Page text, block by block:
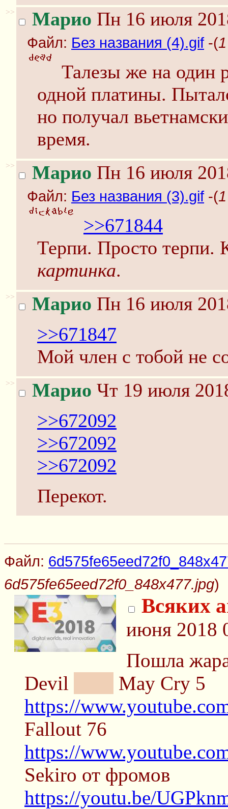
>> Марио Пн 16 июля
Файл: Без названия (4).gif -(
Талезы же на один
одной платины.
но получал
время.
>> Марио Пн 16 июля
Файл: Без названия (3).gif -(
>>671844
Терпи. Просто терпи.
картинка.
>> Марио Пн 16 июля
>>671847
Мой член с тобой не
>> Марио Чт 19 июля
>>672092
>>672092
>>672092
Перекот.
Файл:
6d575fe65eed72f0_848x477.jpg)
Всяких
июня 2018
Пошла
Devil
May Cry 5
https://
Fallout 76
https://
Sekiro от фромов
https://youtu.be/